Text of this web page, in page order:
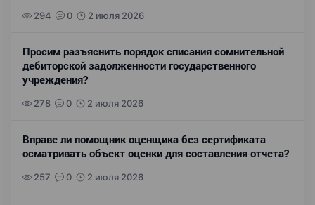
294 0 2 июля 2026
Просим разъяснить порядок списания сомнительной
дебиторской задолженности государственного
учреждения?
278 0 2 июля 2026
Вправе ли помощник оценщика без сертификата
осматривать объект оценки для составления отчета?
257 0 2 июля 2026